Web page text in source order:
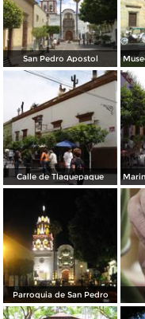
San Pedro Apostol
Calle de Tlaquepaque
Parroquia de San Pedro